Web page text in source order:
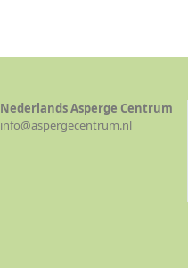
Nederlands Asperge Centrum
info@aspergecentrum.nl